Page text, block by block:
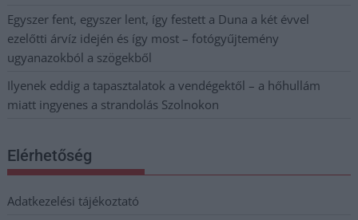
Egyszer fent, egyszer lent, így festett a Duna a két évvel
ezelőtti árvíz idején és így most – fotógyűjtemény
ugyanazokból a szögekből
Ilyenek eddig a tapasztalatok a vendégektől – a hőhullám
miatt ingyenes a strandolás Szolnokon
Elérhetőség
Adatkezelési tájékoztató